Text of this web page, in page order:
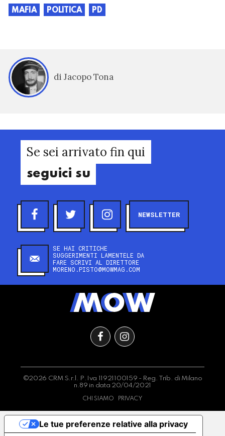
MAFIA POLITICA PD
di Jacopo Tona
Se sei arrivato fin qui
seguici su
NEWSLETTER
SE HAI CRITICHE
SUGGERIMENTI LAMENTELE DA
FARE SCRIVI AL DIRETTORE
MORENO.PISTO@MOWMAG.COM
©2026 CRM S.r.l. P.Iva 11921100159 - Reg. Trib. di Milano
n.89 in data 20/04/2021
CHI SIAMO PRIVACY
Le tue preferenze relative alla privacy